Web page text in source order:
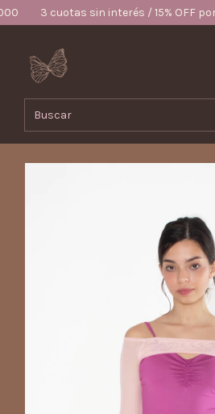
sin interés / 15% OFF por